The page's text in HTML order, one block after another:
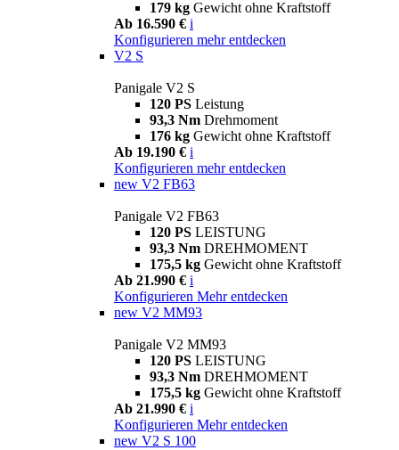
179 kg Gewicht ohne Kraftstoff
Ab 16.590 € i
Konfigurieren mehr entdecken
V2 S
Panigale V2 S
120 PS Leistung
93,3 Nm Drehmoment
176 kg Gewicht ohne Kraftstoff
Ab 19.190 € i
Konfigurieren mehr entdecken
new V2 FB63
Panigale V2 FB63
120 PS LEISTUNG
93,3 Nm DREHMOMENT
175,5 kg Gewicht ohne Kraftstoff
Ab 21.990 € i
Konfigurieren Mehr entdecken
new V2 MM93
Panigale V2 MM93
120 PS LEISTUNG
93,3 Nm DREHMOMENT
175,5 kg Gewicht ohne Kraftstoff
Ab 21.990 € i
Konfigurieren Mehr entdecken
new V2 S 100